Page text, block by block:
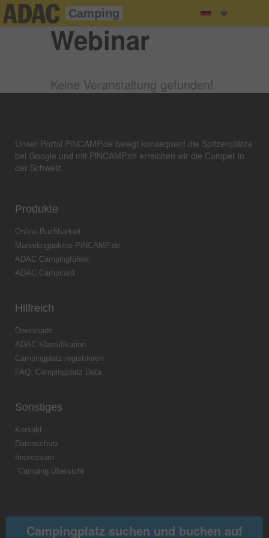
Camping
Webinar
Keine Veranstaltung gefunden!
Unser Portal PiNCAMP.de belegt konsequent die Spitzenplätze
bei Google und mit PiNCAMP.ch erreichen wir die Camper in
der Schweiz.
Produkte
Online-Buchbarkeit
Marketingpakete PiNCAMP.de
ADAC Campingführer
ADAC Campcard
Hilfreich
Downloads
ADAC Klassifikation
Campingplatz registrieren
FAQ: Campingplatz Data
Sonstiges
Kontakt
Datenschutz
Impressum
Camping Übersicht
Campingplatz suchen und buchen auf